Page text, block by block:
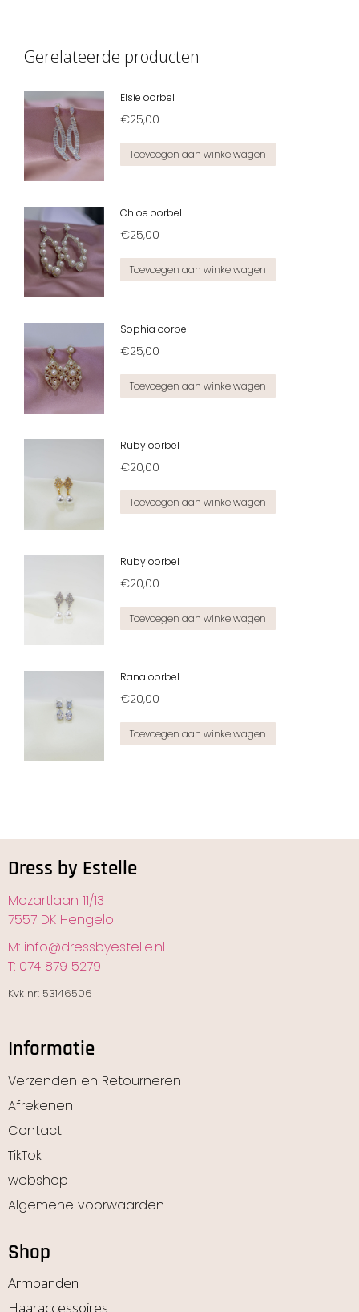
Gerelateerde producten
Elsie oorbel
€25,00
Toevoegen aan winkelwagen
Chloe oorbel
€25,00
Toevoegen aan winkelwagen
Sophia oorbel
€25,00
Toevoegen aan winkelwagen
Ruby oorbel
€20,00
Toevoegen aan winkelwagen
Ruby oorbel
€20,00
Toevoegen aan winkelwagen
Rana oorbel
€20,00
Toevoegen aan winkelwagen
Dress by Estelle
Mozartlaan 11/13
7557 DK Hengelo
M: info@dressbyestelle.nl
T: 074 879 5279
Kvk nr: 53146506
Informatie
Verzenden en Retourneren
Afrekenen
Contact
TikTok
webshop
Algemene voorwaarden
Shop
Armbanden
Haaraccessoires